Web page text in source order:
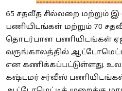
65 சதவீத சில்லறை மற்றும்
பணியிடங்கள் மற்றும் 70
தொடர்பான பணியிடங்கள்
வருங்காலத்தில்
என கணிக்கப்பட்டுள்ளது.
கஷ்டமர் சர்வீஸ்